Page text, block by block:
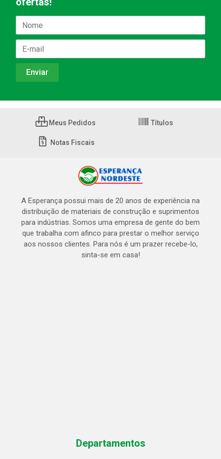
Meus Pedidos Títulos
Notas Fiscais
A Esperança possui mais de 20 anos de experiência na
distribuição de materiais de construção e suprimentos
para indústrias. Somos uma empresa de gente do bem
que trabalha com afinco para prestar o melhor serviço
aos nossos clientes. Para nós é um prazer recebe-lo,
sinta-se em casa!
Departamentos